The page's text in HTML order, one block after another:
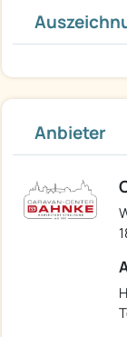
Anbieter